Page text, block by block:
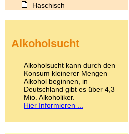
Haschisch
Kokain
LSD
Marihuana
Medikamente
Meskalin
Metamphetamin
Methadon
Alkoholsucht
Alkoholsucht kann durch den
Konsum kleinerer Mengen
Alkohol beginnen, in
Deutschland gibt es über 4,3
Mio. Alkoholiker.
Hier Informieren ...